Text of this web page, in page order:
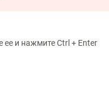
ее и нажмите Ctrl + Enter